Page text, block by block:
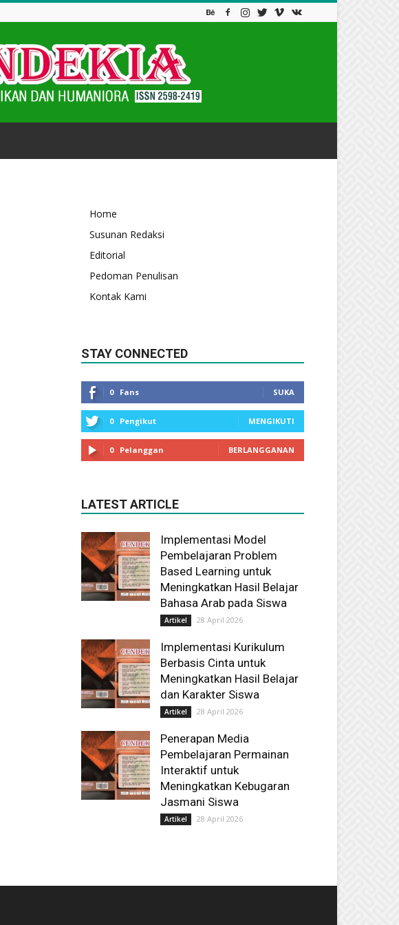
Home
Susunan Redaksi
Editorial
Pedoman Penulisan
Kontak Kami
STAY CONNECTED
0 Fans SUKA
0 Pengikut MENGIKUTI
0 Pelanggan BERLANGGANAN
LATEST ARTICLE
Implementasi Model
Pembelajaran Problem
Based Learning untuk
Meningkatkan Hasil Belajar
Bahasa Arab pada Siswa
Artikel 28 April 2026
Implementasi Kurikulum
Berbasis Cinta untuk
Meningkatkan Hasil Belajar
dan Karakter Siswa
Artikel 28 April 2026
Penerapan Media
Pembelajaran Permainan
Interaktif untuk
Meningkatkan Kebugaran
Jasmani Siswa
Artikel 28 April 2026